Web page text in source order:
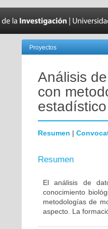
Proyectos
Análisis
con
Resumen |
Resumen
El análisis de
conocimiento
metodologías de
aspecto. La